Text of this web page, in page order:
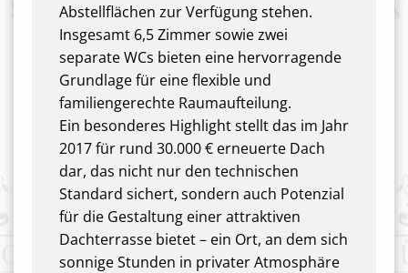
Abstellflächen zur Verfügung stehen.
Insgesamt 6,5 Zimmer sowie zwei
separate WCs bieten eine hervorragende
Grundlage für eine flexible und
familiengerechte Raumaufteilung.
Ein besonderes Highlight stellt das im Jahr
2017 für rund 30.000 € erneuerte Dach
dar, das nicht nur den technischen
Standard sichert, sondern auch Potenzial
für die Gestaltung einer attraktiven
Dachterrasse bietet – ein Ort, an dem sich
sonnige Stunden in privater Atmosphäre